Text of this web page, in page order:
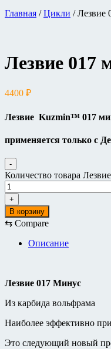
Главная /Цикли / Лезвие
Лезвие 017
4400 ₽
Лезвие Kuzmin™ 017
применяется только с
-
Количество товара
+
В корзину
⇆ Compare
Описание
Лезвие 017 Минус
Из карбида вольфрама
Наиболее эффективно
Это следующий новый